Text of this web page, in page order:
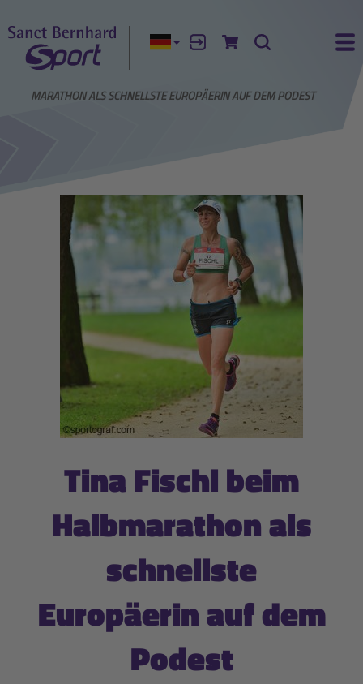
Aktuelle Sprache:
AnmeldenZum Warenkorb
Suche
HALBMARATHON ALS SCHNELLSTE EUROPÄERIN AUF DEM PODEST
Tina Fischl beim
Halbmarathon als
schnellste
Europäerin auf dem
Podest